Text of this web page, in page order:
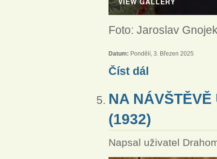
Foto: Jaroslav
Datum: Pondělí, 3. Březen 2025
Číst dál
NA NÁVŠTĚVĚ
(1932)
Napsal uživatel